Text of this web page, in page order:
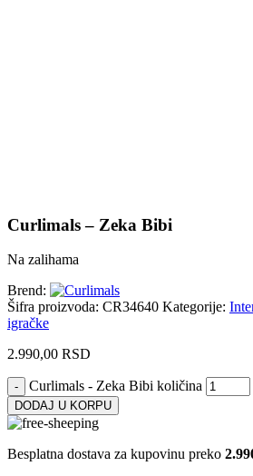
Curlimals – Zeka Bibi
Na zalihama
Brend:
Šifra proizvoda: CR34640 Kategorije:
igračke
2.990,00 RSD
Curlimals - Zeka Bibi količina
DODAJ U KORPU
Besplatna dostava za kupovinu preko